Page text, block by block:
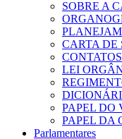
SOBRE A
CARTA DE
LEI
PAPEL DO
PAPEL DA
Parlamentares